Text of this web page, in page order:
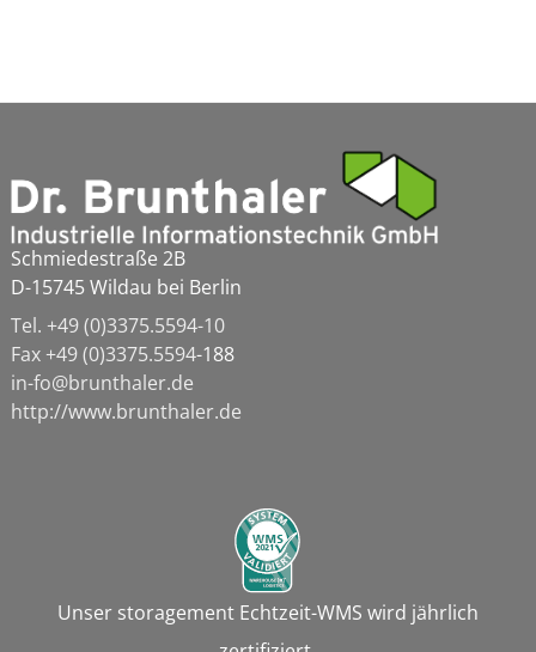
Schmiedestraße 2B
D-15745 Wildau bei Berlin
Tel. +49 (0)3375.5594-10
Fax +49 (0)3375.5594-188
in-fo@brunthaler.de
http://www.brunthaler.de
Unser storagement Echtzeit-WMS wird jährlich